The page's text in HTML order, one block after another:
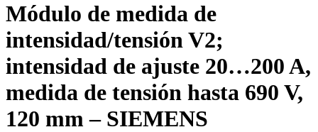
Módulo de medida de
intensidad/tensión V2;
intensidad de ajuste 20…200 A,
medida de tensión hasta 690 V,
120 mm – SIEMENS